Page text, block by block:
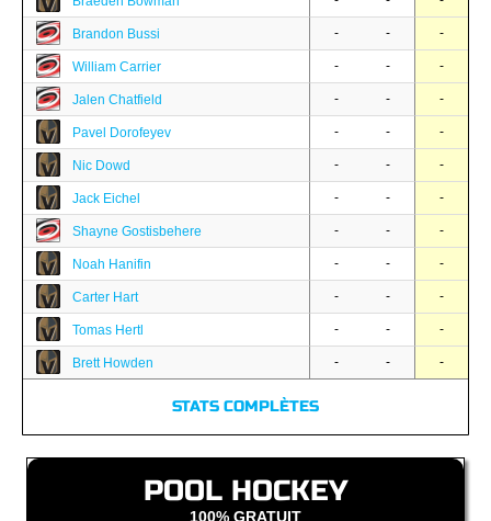
Brandon Bussi - - -
William Carrier - - -
Jalen Chatfield - - -
Pavel Dorofeyev - - -
Nic Dowd - - -
Jack Eichel - - -
Shayne Gostisbehere - - -
Noah Hanifin - - -
Carter Hart - - -
Tomas Hertl - - -
Brett Howden - - -
STATS COMPLÈTES
POOL HOCKEY
100% GRATUIT